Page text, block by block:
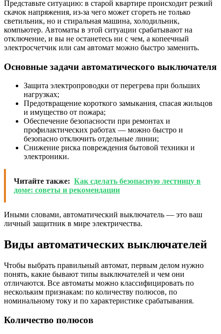
Представьте ситуацию: в старой квартире происходит резкий
скачок напряжения, из-за чего может сгореть не только
светильник, но и стиральная машина, холодильник,
компьютер. Автоматы в этой ситуации срабатывают на
отключение, и вы не останетесь ни с чем, а копеечный
электросчетчик или сам автомат можно быстро заменить.
Основные задачи автоматического выключателя
Защита электропроводки от перегрева при больших
нагрузках;
Предотвращение короткого замыкания, спасая жильцов
и имущество от пожара;
Обеспечение безопасности при ремонтах и
профилактических работах — можно быстро и
безопасно отключить отдельные линии;
Снижение риска повреждения бытовой техники и
электроники.
Читайте также: Как сделать безопасную лестницу в
доме: советы и рекомендации
Иными словами, автоматический выключатель — это ваш
личный защитник в мире электричества.
Виды автоматических выключателей
Чтобы выбрать правильный автомат, первым делом нужно
понять, какие бывают типы выключателей и чем они
отличаются. Все автоматы можно классифицировать по
нескольким признакам: по количеству полюсов, по
номинальному току и по характеристике срабатывания.
Количество полюсов